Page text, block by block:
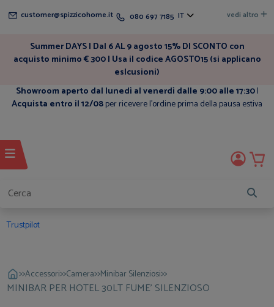
customer@spizzicohome.it 080 697 7185 IT vedi altro
Summer DAYS | Dal 6 AL 9 agosto 15% DI SCONTO con
acquisto minimo € 300 | Usa il codice AGOSTO15 (si applicano
eslcusioni)
Showroom aperto dal lunedì al venerdì dalle 9:00 alle 17:30|
Acquista entro il 12/08per ricevere l'ordine prima della pausa estiva
Trustpilot
>>Accessori>>Camera>>Minibar Silenziosi>>
MINIBAR PER HOTEL 30LT FUME' SILENZIOSO